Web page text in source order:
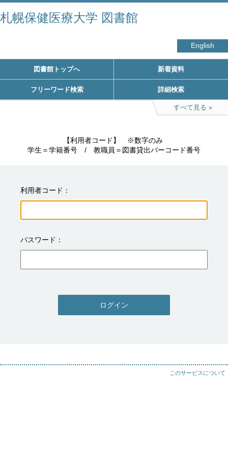
札幌保健医療大学 図書館
English
図書館トップへ 新着資料
フリーワード検索 詳細検索
すべて見る
【利用者コード】　※数字のみ
学生＝学籍番号　/　教職員＝図書貸出バーコード番号
利用者コード
パスワード
ログイン
このサービスについて